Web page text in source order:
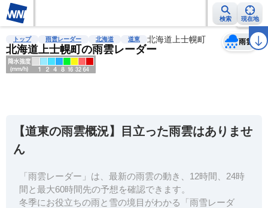
検索 現在地
雨雲レーダー 台風情報 地震情報 警報・注意報 2週間天気 ラ
トップ 雨雲レーダー 北海道 道東 北海道上士幌町
北海道上士幌町の雨雲レーダー
雨雲
天気 台風
【道東の雨雲概況】目立った雨雲はありませ
ん
「雨雲レーダー」は、最新の雨雲の動き、12時間、24時
間と最大60時間先の予想を確認できます。
冬季にお役立ちの雨と雪の境目がわかる「雨雪レーダ